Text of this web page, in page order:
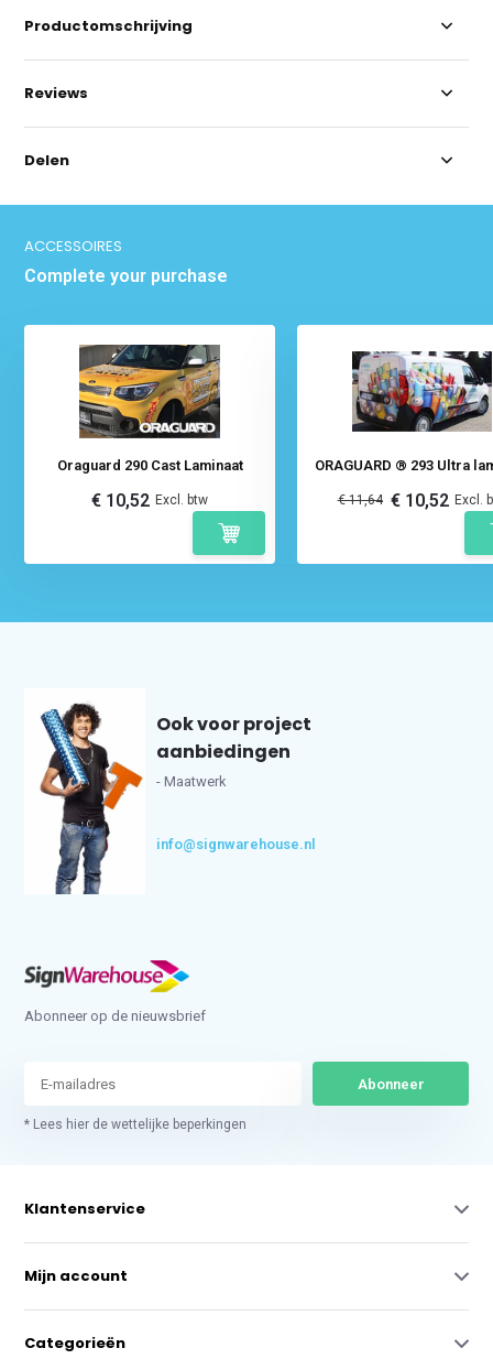
Productomschrijving
Reviews
Delen
ACCESSOIRES
Complete your purchase
Oraguard 290 Cast Laminaat
€ 10,52 Excl. btw
ORAGUARD ® 293 Ultra
€ 11,64 € 10,52 Excl.
Ook voor project
aanbiedingen
- Maatwerk
info@signwarehouse.nl
Abonneer op de nieuwsbrief
Abonneer
* Lees hier de wettelijke beperkingen
Klantenservice
Mijn account
Categorieën